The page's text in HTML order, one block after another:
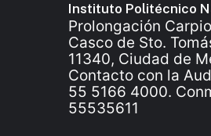
Instituto Politécnico
Prolongación
Casco de Sto.
11340, Ciudad de
Contacto con la
55 5166 4000.
55535611